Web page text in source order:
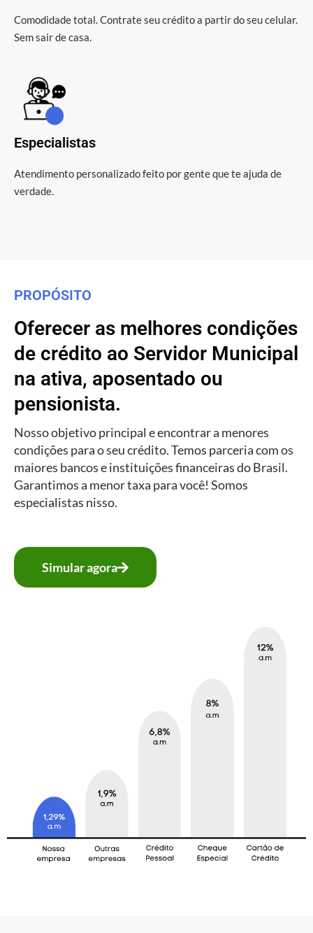
Comodidade total. Contrate seu crédito a partir do seu celular.
Sem sair de casa.
Especialistas
Atendimento personalizado feito por gente que te ajuda de
verdade.
PROPÓSITO
Oferecer as melhores condições
de crédito ao Servidor Municipal
na ativa, aposentado ou
pensionista.
Nosso objetivo principal e encontrar a menores
condições para o seu crédito. Temos parceria com os
maiores bancos e instituições financeiras do Brasil.
Garantimos a menor taxa para você! Somos
especialistas nisso.
Simular agora